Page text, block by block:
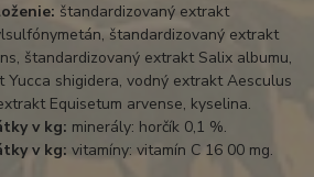
štandardizovaný extrakt
štandardizovaný extrakt
štandardizovaný extrakt Salix albumu,
shigidera, vodný extrakt Aesculus
Equisetum arvense, kyselina.
v kg: minerály: horčík 0,1 %.
v kg: vitamíny: vitamín C 16 00 mg.